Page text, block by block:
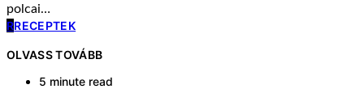
polcai…
RRECEPTEK
OLVASS TOVÁBB
5 minute read